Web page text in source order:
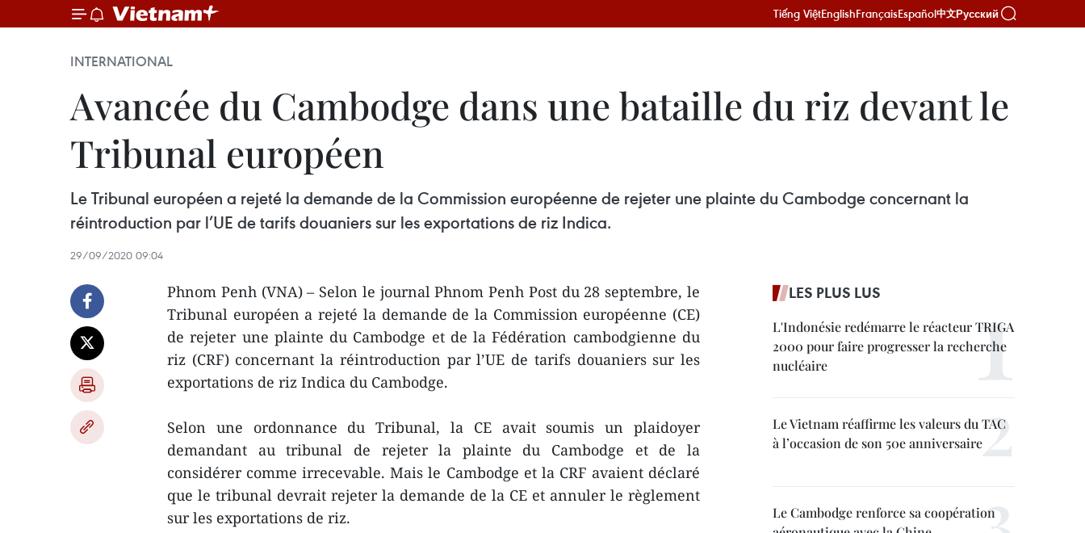
Tiếng ViệtEnglishFrançaisEspañol中文Русский
INTERNATIONAL
Avancée du Cambodge dans une bataille du riz devant le
Tribunal européen
Le Tribunal européen a rejeté la demande de la Commission européenne de rejeter une plainte du Cambodge concernant la
réintroduction par l’UE de tarifs douaniers sur les exportations de riz Indica.
29/09/2020 09:04
Phnom Penh (VNA) – Selon le journal Phnom Penh Post du 28 septembre, le
Tribunal européen a rejeté la demande de la Commission européenne (CE)
de rejeter une plainte du Cambodge et de la Fédération cambodgienne du
riz (CRF) concernant la réintroduction par l’UE de tarifs douaniers sur les
exportations de riz Indica du Cambodge.
Selon une ordonnance du Tribunal, la CE avait soumis un plaidoyer
demandant au tribunal de rejeter la plainte du Cambodge et de la
considérer comme irrecevable. Mais le Cambodge et la CRF avaient déclaré
que le tribunal devrait rejeter la demande de la CE et annuler le règlement
sur les exportations de riz.
LES PLUS LUS
L'Indonésie redémarre le réacteur TRIGA
2000 pour faire progresser la recherche
nucléaire
Le Vietnam réaffirme les valeurs du TAC
à l’occasion de son 50e anniversaire
Le Cambodge renforce sa coopération